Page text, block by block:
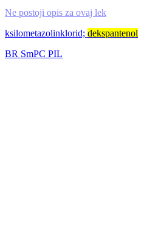
Ne postoji opis za ovaj lek
ksilometazolinklorid; dekspantenol
BR SmPC PIL